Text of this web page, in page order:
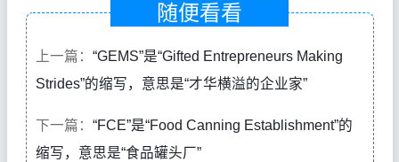
随便看看
上一篇： “GEMS”是“Gifted Entrepreneurs Making
Strides”的缩写，意思是“才华横溢的企业家”
下一篇： “FCE”是“Food Canning Establishment”的
缩写，意思是“食品罐头厂”